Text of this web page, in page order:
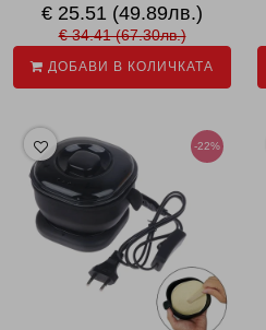
€ 25.51 (49.89лв.)
€ 34.41 (67.30лв.)
ДОБАВИ В КОЛИЧКАТА
-22%